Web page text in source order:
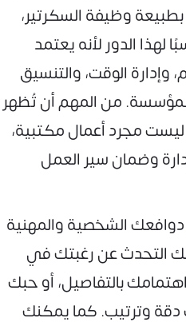
وظيفة السكرتير،
الدور لأنه يعتمد
الوقت، والتنسيق
من المهم أن تُظهر
مجرد أعمال مكتبية،
وضمان سير العمل
دوافعك الشخصية والمهنية
التحدث عن رغبتك في
بالتفاصيل، أو حبك
دقة وترتيب. كما يمكنك